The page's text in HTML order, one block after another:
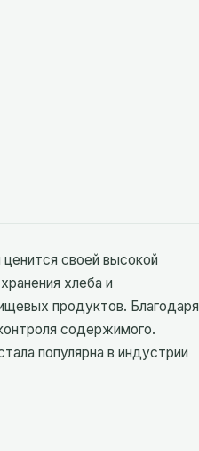
своей высокой
хлеба и
продуктов. Благодаря
содержимого.
популярна в индустрии